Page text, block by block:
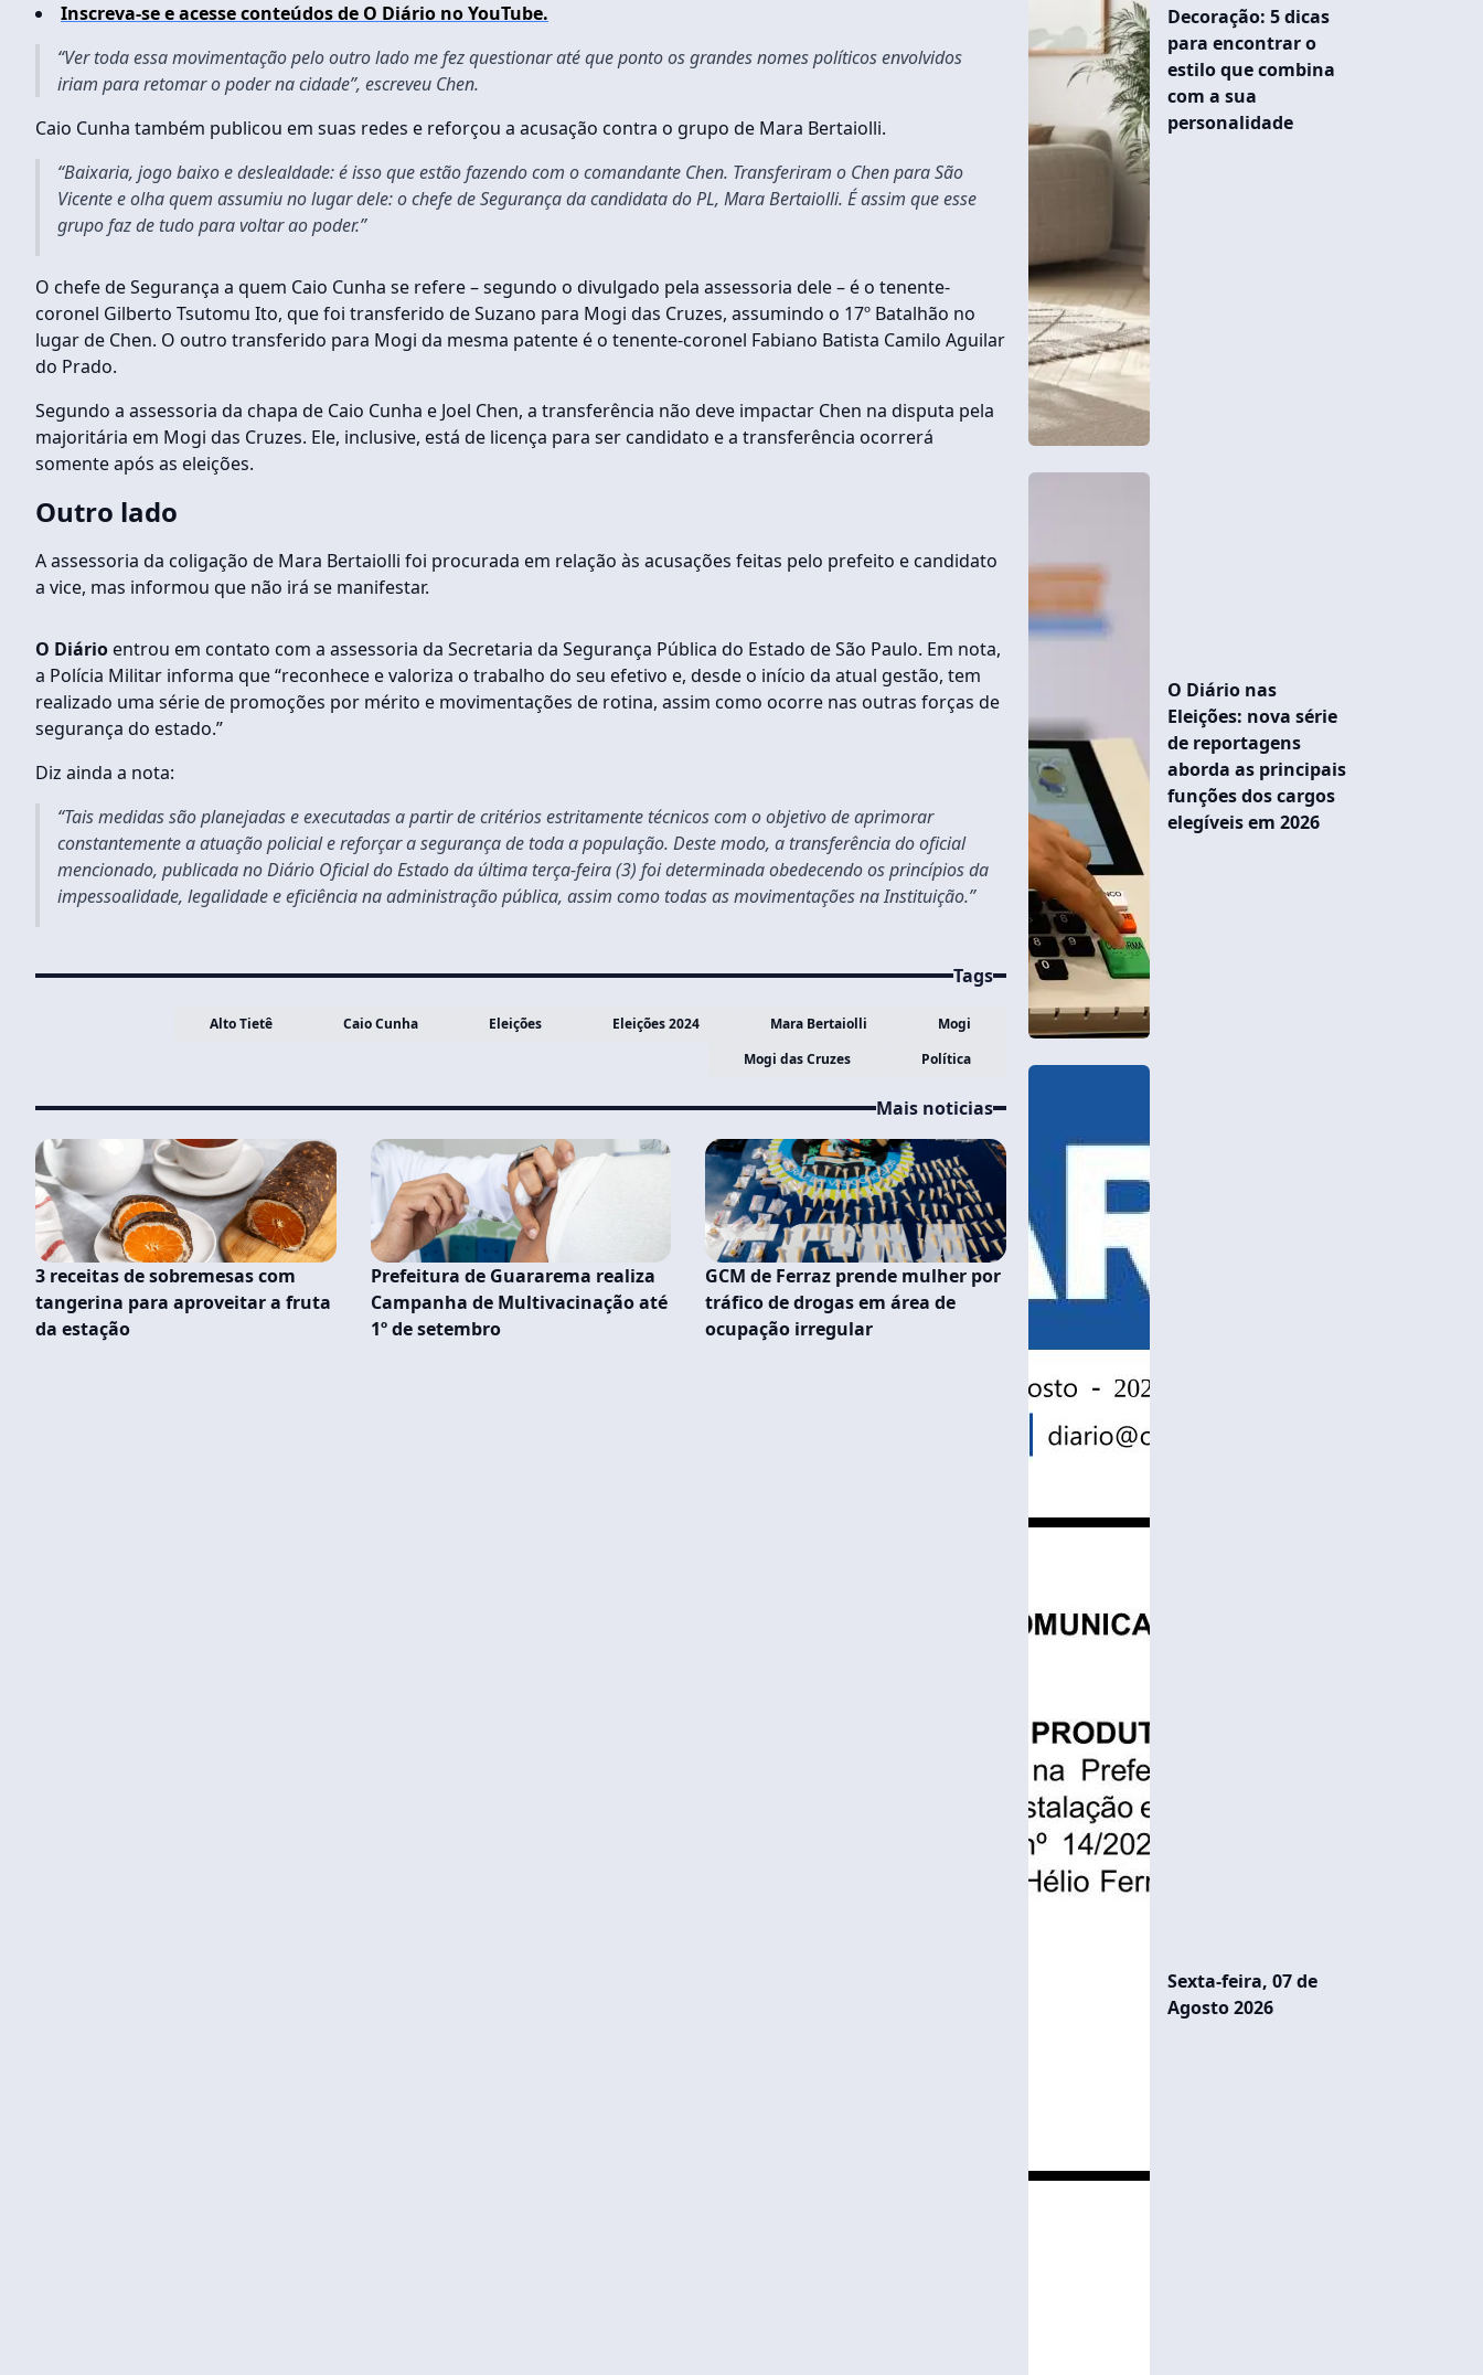
Inscreva-se e acesse conteúdos de O Diário no YouTube.
“Ver toda essa movimentação pelo outro lado me fez questionar até que ponto os grandes nomes políticos envolvidos
iriam para retomar o poder na cidade”, escreveu Chen.
Caio Cunha também publicou em suas redes e reforçou a acusação contra o grupo de Mara Bertaiolli.
“Baixaria, jogo baixo e deslealdade: é isso que estão fazendo com o comandante Chen. Transferiram o Chen para São
Vicente e olha quem assumiu no lugar dele: o chefe de Segurança da candidata do PL, Mara Bertaiolli. É assim que esse
grupo faz de tudo para voltar ao poder.”
O chefe de Segurança a quem Caio Cunha se refere – segundo o divulgado pela assessoria dele – é o tenente-
coronel Gilberto Tsutomu Ito, que foi transferido de Suzano para Mogi das Cruzes, assumindo o 17º Batalhão no
lugar de Chen. O outro transferido para Mogi da mesma patente é o tenente-coronel Fabiano Batista Camilo Aguilar
do Prado.
Segundo a assessoria da chapa de Caio Cunha e Joel Chen, a transferência não deve impactar Chen na disputa pela
majoritária em Mogi das Cruzes. Ele, inclusive, está de licença para ser candidato e a transferência ocorrerá
somente após as eleições.
Outro lado
A assessoria da coligação de Mara Bertaiolli foi procurada em relação às acusações feitas pelo prefeito e candidato
a vice, mas informou que não irá se manifestar.
O Diário entrou em contato com a assessoria da Secretaria da Segurança Pública do Estado de São Paulo. Em nota,
a Polícia Militar informa que “reconhece e valoriza o trabalho do seu efetivo e, desde o início da atual gestão, tem
realizado uma série de promoções por mérito e movimentações de rotina, assim como ocorre nas outras forças de
segurança do estado.”
Diz ainda a nota:
“Tais medidas são planejadas e executadas a partir de critérios estritamente técnicos com o objetivo de aprimorar
constantemente a atuação policial e reforçar a segurança de toda a população. Deste modo, a transferência do oficial
mencionado, publicada no Diário Oficial do Estado da última terça-feira (3) foi determinada obedecendo os princípios da
impessoalidade, legalidade e eficiência na administração pública, assim como todas as movimentações na Instituição.”
Tags
Alto Tietê Caio Cunha Eleições Eleições 2024 Mara Bertaiolli
Mogi
Mogi das Cruzes
Política
Mais noticias
3 receitas de sobremesas com
tangerina para aproveitar a fruta
da estação
Prefeitura de Guararema realiza
Campanha de Multivacinação até
1º de setembro
GCM de Ferraz prende mulher por
tráfico de drogas em área de
ocupação irregular
Decoração: 5 dicas
para encontrar o
estilo que combina
com a sua
personalidade
O Diário nas
Eleições: nova série
de reportagens
aborda as principais
funções dos cargos
elegíveis em 2026
Sexta-feira, 07 de
Agosto 2026